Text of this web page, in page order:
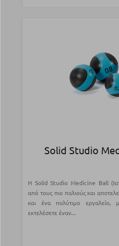
Solid Studio
Η Solid Studio Medicine Ball
από τους πιο παλιούς και
και ένα πολύτιμο
εκτελέσετε έναν...